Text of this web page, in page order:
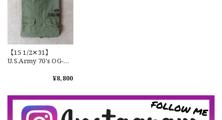
DSA
2026/07/16
なかなか見つからないこの色味が本当に好きです！ありがと
うございました！
【LARGE】Ralph Lauren Short Sleeve Cotton BD Shirt ラルフローレン ユーズド 半袖 ボタンダウンシャツ No.146
2026/07/14
【15 1/2✕31】
U.S.Army 70's OG-
Cotton100％ "Used"
ティリティーシャツ
コットン No.622
¥8,800